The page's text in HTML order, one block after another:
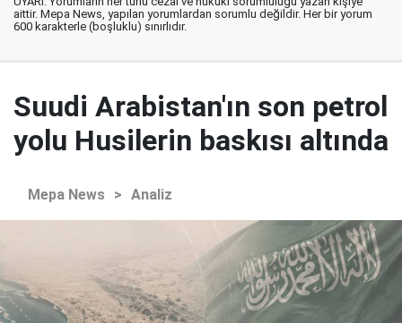
aittir. Mepa News, yapılan yorumlardan sorumlu değildir. Her bir yorum
600 karakterle (boşluklu) sınırlıdır.
Suudi Arabistan'ın son petrol
yolu Husilerin baskısı altında
Mepa News > Analiz